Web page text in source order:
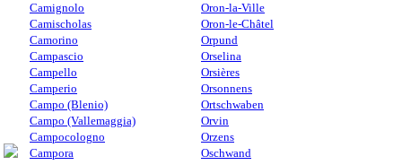
Camignolo
Camischolas
Camorino
Campascio
Campello
Camperio
Campo (Blenio)
Campo (Vallemaggia)
Campocologno
Campora
Oron-la-Ville
Oron-le-Châtel
Orpund
Orselina
Orsières
Orsonnens
Ortschwaben
Orvin
Orzens
Oschwand